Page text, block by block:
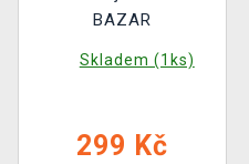
BAZAR
Skladem (1ks)
299 Kč